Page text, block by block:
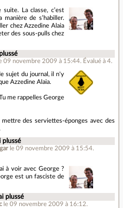
La classe, c’est
manière de s’habiller.
chez Azzedine Alaia
des sous-pulls chez
09 novembre 2009 à 15:44. Évalué à4.
sujet du journal, il n'y
Azzedine Alaia.
me rappelles George
des serviettes-éponges avec des
plussé
le 09 novembre 2009 à 15:54.
à voir avec George ?
est un fasciste de
plussé
le 09 novembre 2009 à 16:12.